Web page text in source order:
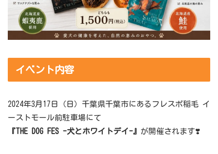
イベント内容
2024年3月17日（日）千葉県千葉市にあるフレスポ稲毛 イ
ーストモール前駐車場にて
『THE DOG FES -犬とホワイトデイ-』 が開催されます❣️